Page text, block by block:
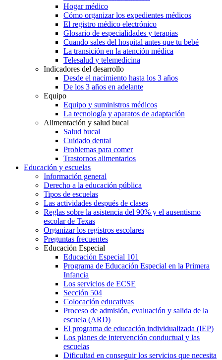
Hogar médico
Cómo organizar los expedientes médicos
El registro médico electrónico
Glosario de especialidades y terapias
Cuando sales del hospital antes que tu bebé
La transición en la atención médica
Telesalud y telemedicina
Indicadores del desarrollo
Desde el nacimiento hasta los 3 años
De los 3 años en adelante
Equipo
Equipo y suministros médicos
La tecnología y aparatos de adaptación
Alimentación y salud bucal
Salud bucal
Cuidado dental
Problemas para comer
Trastornos alimentarios
Educación y escuelas
Información general
Derecho a la educación pública
Tipos de escuelas
Las actividades después de clases
Reglas sobre la asistencia del 90% y el ausentismo
escolar de Texas
Organizar los registros escolares
Preguntas frecuentes
Educación Especial
Educación Especial 101
Programa de Educación Especial en la Primera
Infancia
Los servicios de ECSE
Sección 504
Colocación educativas
Proceso de admisión, evaluación y salida de la
escuela (ARD)
El programa de educación individualizada (IEP)
Los planes de intervención conductual y las
escuelas
Dificultad en conseguir los servicios que necesita